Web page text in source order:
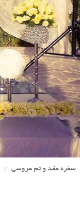
سفره عقد و تم عروسی